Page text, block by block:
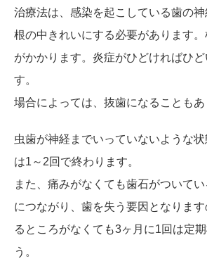
治療法は、感染を起こしている歯の神
根の中きれいにする必要があります
がかかります。炎症がひどければひど
す。
場合によっては、抜歯になることもあ
虫歯が神経までいっていないような
は1～2回で終わります。
また、痛みがなくても歯石がついて
につながり、歯を失う要因となりま
るところがなくても3ヶ月に1回は定
う。